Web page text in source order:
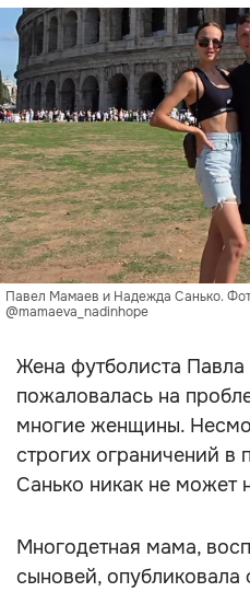
Павел Мамаев и Надежда Санько.
@mamaeva_nadinhope
Жена футболиста
пожаловалась на
многие женщины.
строгих ограничений в
Санько никак не может
Многодетная мама,
сыновей, опубликовала